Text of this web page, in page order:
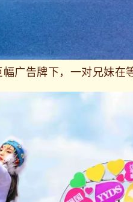
广告牌下，一对兄妹在